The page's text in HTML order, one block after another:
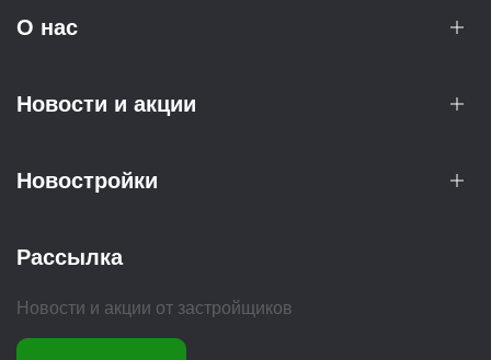
О нас
Новости и акции
Новостройки
Рассылка
Новости и акции от застройщиков